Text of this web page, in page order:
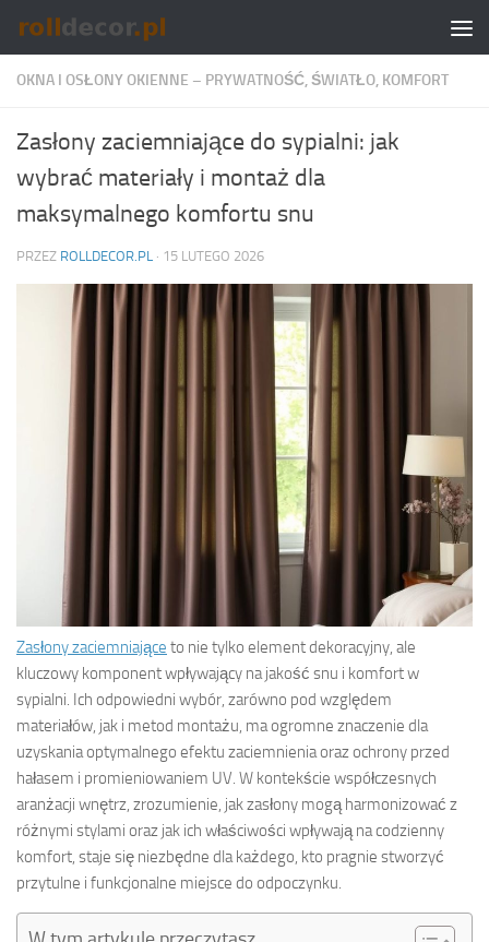
Skip to content
OKNA I OSŁONY OKIENNE – PRYWATNOŚĆ, ŚWIATŁO, KOMFORT
Zasłony zaciemniające do sypialni: jak
wybrać materiały i montaż dla
maksymalnego komfortu snu
PRZEZ ROLLDECOR.PL · 15 LUTEGO 2026
Zasłony zaciemniające to nie tylko element dekoracyjny, ale
kluczowy komponent wpływający na jakość snu i komfort w
sypialni. Ich odpowiedni wybór, zarówno pod względem
materiałów, jak i metod montażu, ma ogromne znaczenie dla
uzyskania optymalnego efektu zaciemnienia oraz ochrony przed
hałasem i promieniowaniem UV. W kontekście współczesnych
aranżacji wnętrz, zrozumienie, jak zasłony mogą harmonizować z
różnymi stylami oraz jak ich właściwości wpływają na codzienny
komfort, staje się niezbędne dla każdego, kto pragnie stworzyć
przytulne i funkcjonalne miejsce do odpoczynku.